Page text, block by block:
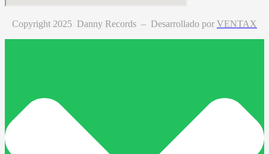
Copyright 2025 Danny Records – Desarrollado por VENTAX